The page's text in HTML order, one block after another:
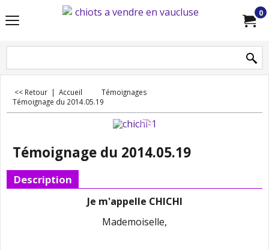
0
<< Retour | Accueil
Témoignages
Témoignage du 2014.05.19
Témoignage du 2014.05.19
Description
Je m'appelle CHICHI
Mademoiselle,